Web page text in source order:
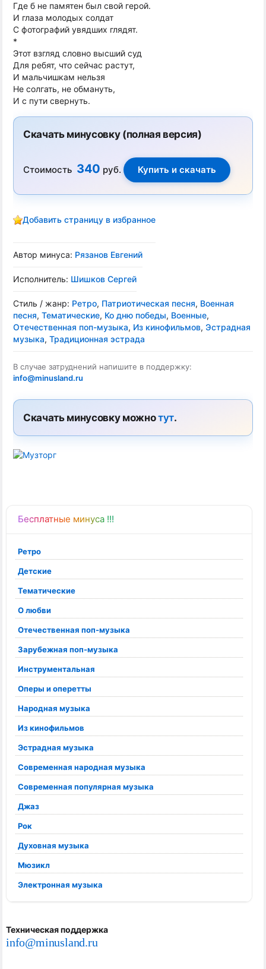
Бесплатные минуса !!!
Ретро
Детские
Тематические
О любви
Отечественная поп-музыка
Зарубежная поп-музыка
Инструментальная
Оперы и оперетты
Народная музыка
Из кинофильмов
Эстрадная музыка
Современная народная музыка
Современная популярная музыка
Джаз
Рок
Духовная музыка
Мюзикл
Электронная музыка
Техническая поддержка
info@minusland.ru
Где б не памятен был свой герой.
И глаза молодых солдат
С фотографий увядших глядят.
*
Этот взгляд словно высший суд
Для ребят, что сейчас растут,
И мальчишкам нельзя
Не солгать, не обмануть,
И с пути свернуть.
Скачать минусовку (полная версия)
Стоимость 340 руб.
Добавить страницу в избранное
Автор минуса: Рязанов Евгений
Исполнитель: Шишков Сергей
Стиль / жанр: Ретро, Патриотическая песня, Военная
песня, Тематические, Ко дню победы, Военные,
Отечественная поп-музыка, Из кинофильмов, Эстрадная
музыка, Традиционная эстрада
В случае затруднений напишите в поддержку:
info@minusland.ru
Скачать минусовку можнотут.